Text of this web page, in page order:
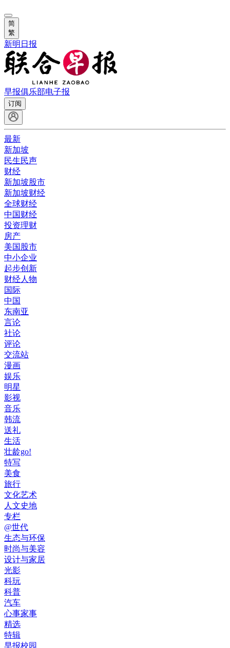
简
繁
新明日报
早报俱乐部电子报
订阅
最新
新加坡
民生民声
财经
新加坡股市
新加坡财经
全球财经
中国财经
投资理财
房产
美国股市
中小企业
起步创新
财经人物
国际
中国
东南亚
言论
社论
评论
交流站
漫画
娱乐
明星
影视
音乐
韩流
送礼
生活
壮龄go!
特写
美食
旅行
文化艺术
人文史地
专栏
@世代
生态与环保
时尚与美容
设计与家居
光影
科玩
科普
汽车
心事家事
精选
特辑
早报校园